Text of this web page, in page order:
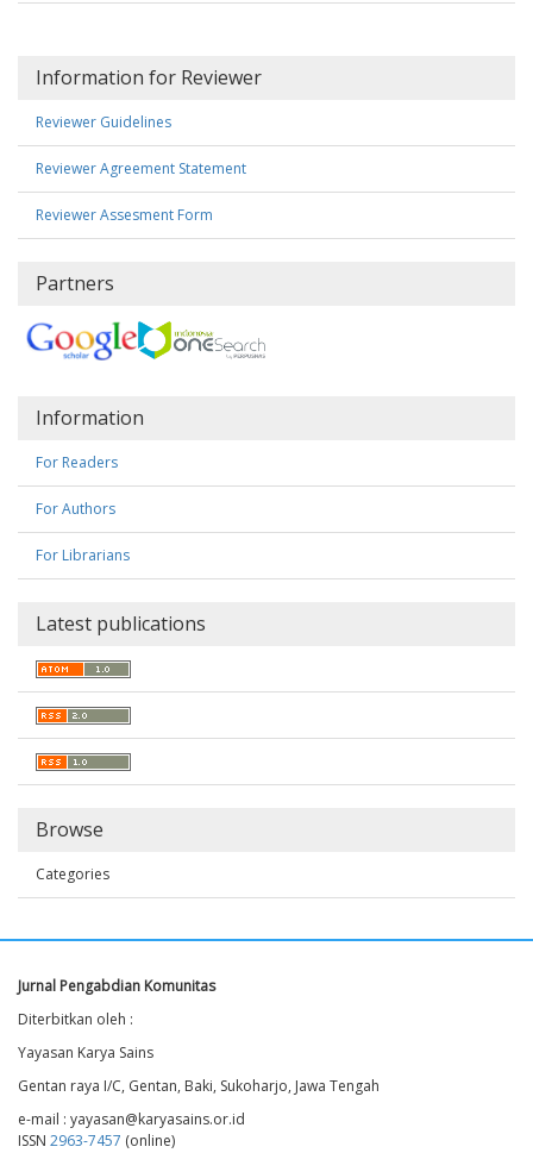
Information for Reviewer
Reviewer Guidelines
Reviewer Agreement Statement
Reviewer Assesment Form
Partners
Information
For Readers
For Authors
For Librarians
Latest publications
Browse
Categories
Jurnal Pengabdian Komunitas
Diterbitkan oleh :
Yayasan Karya Sains
Gentan raya I/C, Gentan, Baki, Sukoharjo, Jawa Tengah
e-mail : yayasan@karyasains.or.id
ISSN 2963-7457 (online)